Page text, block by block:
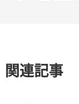
関連記事